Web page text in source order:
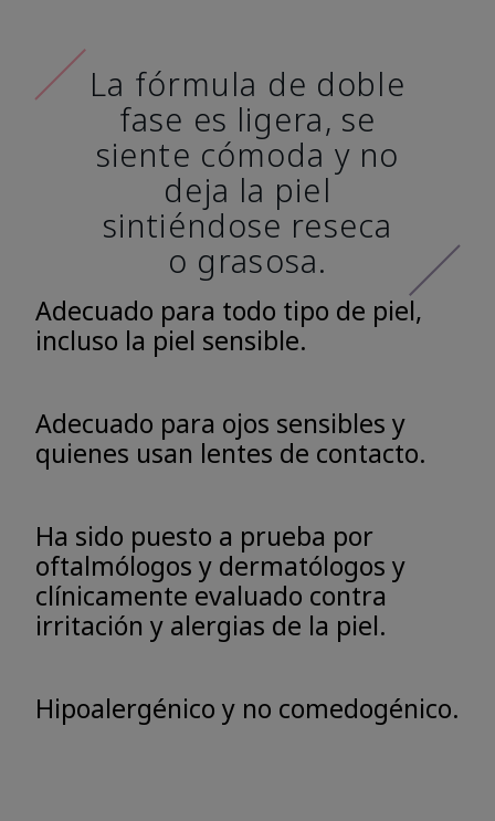
La fórmula de doble
fase es ligera, se
siente cómoda y no
deja la piel
sintiéndose reseca
o grasosa.
Adecuado para todo tipo de piel,
incluso la piel sensible.
Adecuado para ojos sensibles y
quienes usan lentes de contacto.
Ha sido puesto a prueba por
oftalmólogos y dermatólogos y
clínicamente evaluado contra
irritación y alergias de la piel.
Hipoalergénico y no comedogénico.